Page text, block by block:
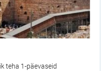
teha 1-päevaseid